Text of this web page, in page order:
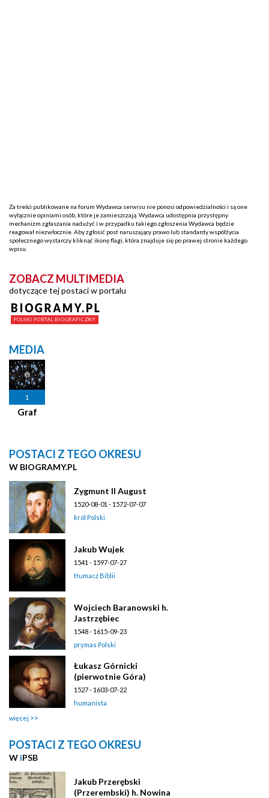
Za treści publikowane na forum Wydawca serwisu nie ponosi odpowiedzialności i są one
wyłącznie opiniami osób, które je zamieszczają. Wydawca udostępnia przystępny
mechanizm zgłaszania nadużyć i w przypadku takiego zgłoszenia Wydawca będzie
reagował niezwłocznie. Aby zgłosić post naruszający prawo lub standardy współżycia
społecznego wystarczy kliknąć ikonę flagi, która znajduje się po prawej stronie każdego
wpisu.
ZOBACZ MULTIMEDIA
dotyczące tej postaci w portalu
MEDIA
1
Graf
POSTACI Z TEGO OKRESU
W BIOGRAMY.PL
Zygmunt II August
1520-08-01 - 1572-07-07
król Polski
Jakub Wujek
1541 - 1597-07-27
tłumacz Biblii
Wojciech Baranowski h.
Jastrzębiec
1548 - 1615-09-23
prymas Polski
Łukasz Górnicki
(pierwotnie Góra)
1527 - 1603-07-22
humanista
więcej
POSTACI Z TEGO OKRESU
W iPSB
Jakub Przerębski
(Przerembski) h. Nowina